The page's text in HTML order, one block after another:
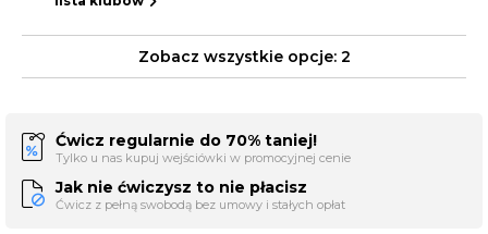
Zobacz wszystkie opcje:2
Ćwicz regularnie do 70% taniej!
Tylko u nas kupuj wejściówki w promocyjnej cenie
Jak nie ćwiczysz to nie płacisz
Ćwicz z pełną swobodą bez umowy i stałych opłat